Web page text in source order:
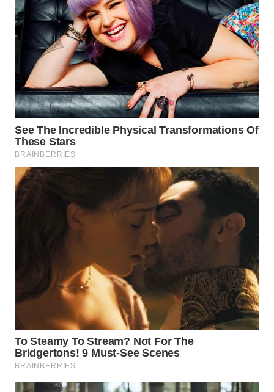
WAHANA
LISTRIK
WAHANA
TRAVEL
WAHANA
TV
WAHANANEWS
ID
WAHANANEWS
WAHANA
SPORT
WAHANA
UMKM
SELEB